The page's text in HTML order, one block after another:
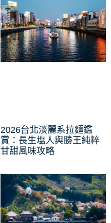
2026台北淡麗系拉麵鑑
賞：長生塩人與勝王純粹
甘甜風味攻略